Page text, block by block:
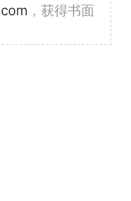
，获得书面